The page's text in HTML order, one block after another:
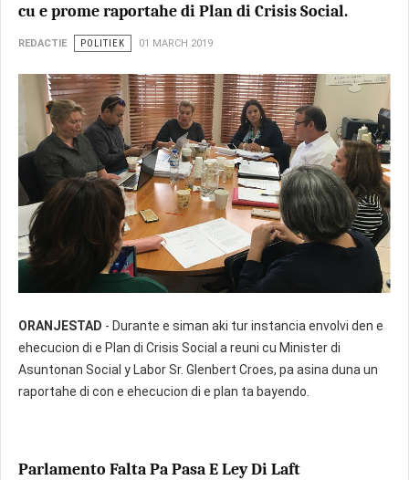
cu e prome raportahe di Plan di Crisis Social.
REDACTIE POLITIEK 01 MARCH 2019
ORANJESTAD - Durante e siman aki tur instancia envolvi den e
ehecucion di e Plan di Crisis Social a reuni cu Minister di
Asuntonan Social y Labor Sr. Glenbert Croes, pa asina duna un
raportahe di con e ehecucion di e plan ta bayendo.
Parlamento Falta Pa Pasa E Ley Di Laft